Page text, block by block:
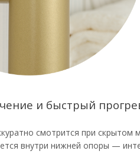
и быстрый
смотрится при
внутри нижней опоры —